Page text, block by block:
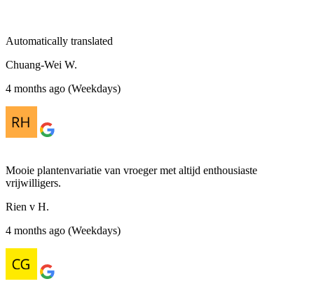
Automatically translated
Chuang-Wei W.
4 months ago (Weekdays)
Mooie plantenvariatie van vroeger met altijd enthousiaste
vrijwilligers.
Rien v H.
4 months ago (Weekdays)